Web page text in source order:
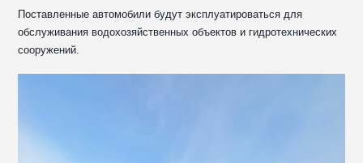
Поставленные автомобили будут эксплуатироваться для
обслуживания водохозяйственных объектов и гидротехнических
сооружений.